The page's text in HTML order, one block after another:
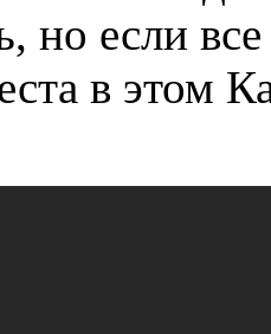
но если
в этом